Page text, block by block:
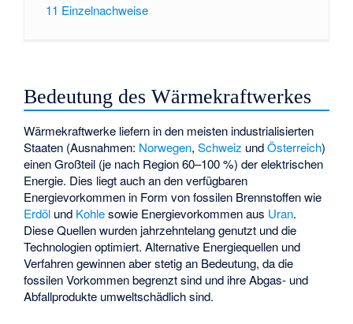
11 Einzelnachweise
Bedeutung des Wärmekraftwerkes
Wärmekraftwerke liefern in den meisten industrialisierten
Staaten (Ausnahmen: Norwegen,Schweiz undÖsterreich)
einen Großteil (je nach Region 60–100 %) der elektrischen
Energie. Dies liegt auch an den verfügbaren
Energievorkommen in Form von fossilen Brennstoffen wie
Erdöl und Kohlesowie Energievorkommen aus Uran.
Diese Quellen wurden jahrzehntelang genutzt und die
Technologien optimiert. Alternative Energiequellen und
Verfahren gewinnen aber stetig an Bedeutung, da die
fossilen Vorkommen begrenzt sind und ihre Abgas- und
Abfallprodukte umweltschädlich sind.